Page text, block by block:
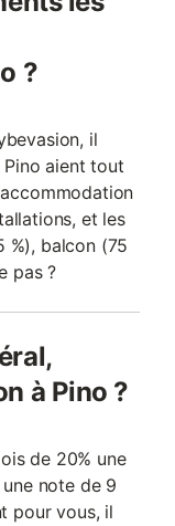
?
il
aient tout
et les
%), balcon (75
pas ?
à Pino ?
de 20% une
note de 9
pour vous, il